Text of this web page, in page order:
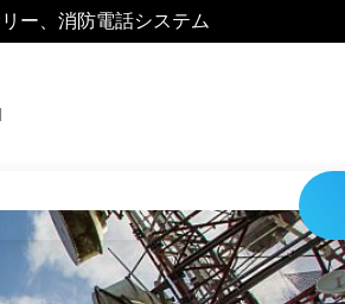
ー、消防電話システム